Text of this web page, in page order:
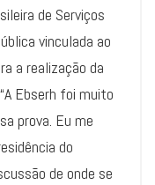
de Serviços
vinculada ao
a realização da
Ebserh foi muito
prova. Eu me
do
de onde se